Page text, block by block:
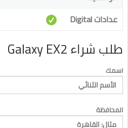
عدادات Digital
طلب شراء Galaxy EX2
اسمك
المحافظة